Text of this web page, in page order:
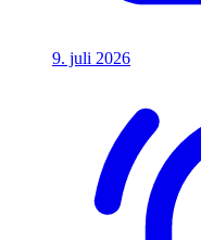
9. juli 2026